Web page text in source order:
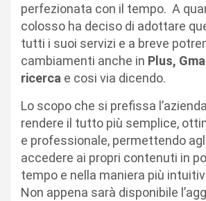
perfezionata con il tempo. A
colosso ha deciso di adottare
tutti i suoi servizi e a breve
cambiamenti anche in Plus,
ricerca e cosi via dicendo.
Lo scopo che si prefissa
rendere il tutto più semplice,
e professionale, permettendo
accedere ai propri contenuti in
tempo e nella maniera più
Non appena sarà disponibile